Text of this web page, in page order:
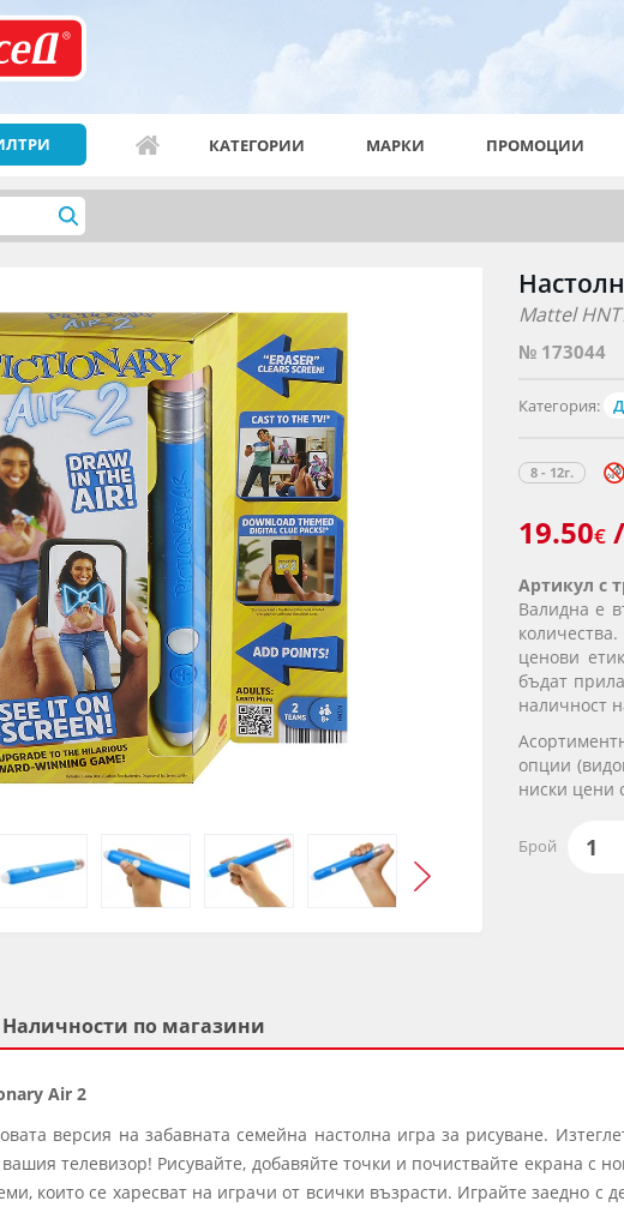
КАТЕГОРИИ МАРКИ ПРОМОЦИИ
Mattel
№ 173044
Категория:
8 - 12г.
19.50€
Артикул с
Валидна е
ценови
бъдат
наличност
опции
ниски цени
Брой
Наличности по магазини
Air 2
версия на забавната семейна настолна игра за рисуване.
телевизор! Рисувайте, добавяйте точки и почиствайте екрана с
които се харесват на играчи от всички възрасти. Играйте заедно с